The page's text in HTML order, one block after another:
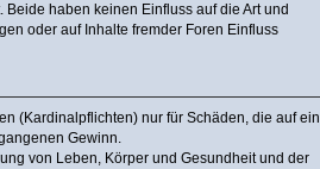
haben keinen Einfluss auf die Art und
oder auf Inhalte fremder Foren Einfluss
(Kardinalpflichten) nur für Schäden, die auf ein
Gewinn.
von Leben, Körper und Gesundheit und der